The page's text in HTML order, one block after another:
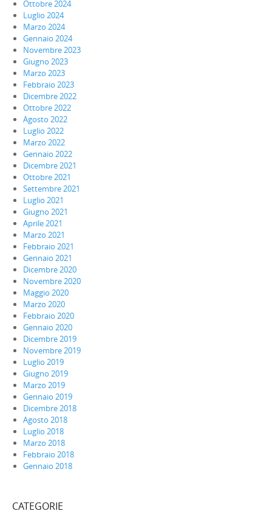
Ottobre 2024
Luglio 2024
Marzo 2024
Gennaio 2024
Novembre 2023
Giugno 2023
Marzo 2023
Febbraio 2023
Dicembre 2022
Ottobre 2022
Agosto 2022
Luglio 2022
Marzo 2022
Gennaio 2022
Dicembre 2021
Ottobre 2021
Settembre 2021
Luglio 2021
Giugno 2021
Aprile 2021
Marzo 2021
Febbraio 2021
Gennaio 2021
Dicembre 2020
Novembre 2020
Maggio 2020
Marzo 2020
Febbraio 2020
Gennaio 2020
Dicembre 2019
Novembre 2019
Luglio 2019
Giugno 2019
Marzo 2019
Gennaio 2019
Dicembre 2018
Agosto 2018
Luglio 2018
Marzo 2018
Febbraio 2018
Gennaio 2018
CATEGORIE